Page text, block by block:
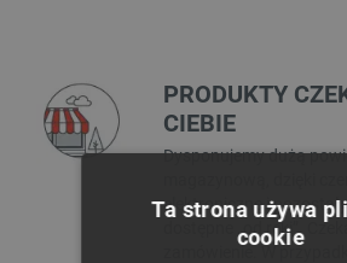
PRODUKTY
CIEBIE
Dysponujemy dużą
magazynową, dzięki
elektroniczne i
dostępne „od ręki”.
Ta strona używa
cookie